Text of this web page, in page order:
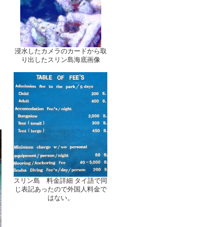
浸水したカメラのカードから取
り出したスリン島海底画像
スリン島 料金詳細 タイ語で同
じ表記あったので外国人料金で
はない。